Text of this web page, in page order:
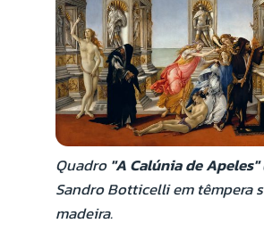
Quadro "A Calúnia de Apeles"
Sandro Botticelli em têmpera
madeira.